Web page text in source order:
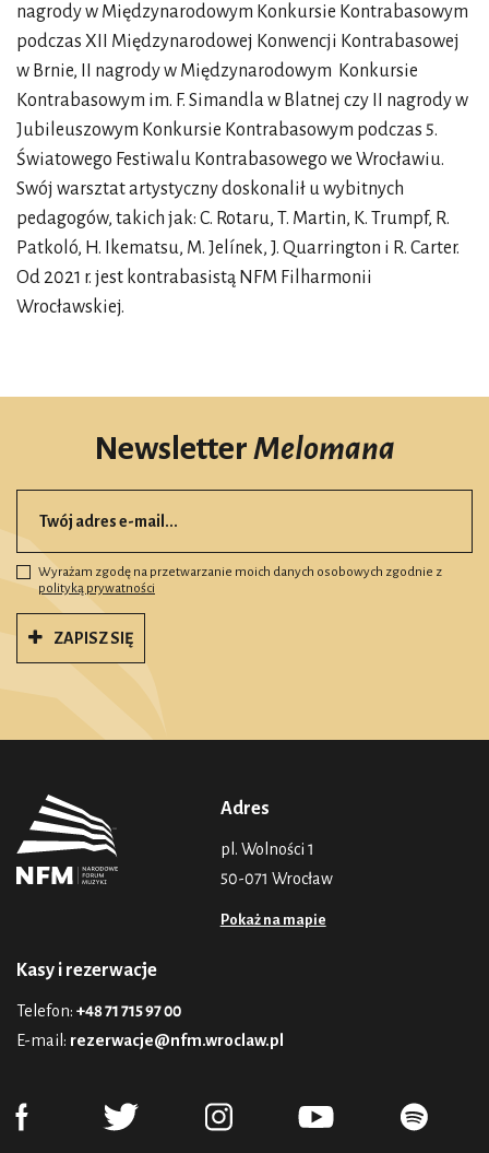
nagrody w Międzynarodowym Konkursie Kontrabasowym
podczas XII Międzynarodowej Konwencji Kontrabasowej
w Brnie, II nagrody w Międzynarodowym Konkursie
Kontrabasowym im. F. Simandla w Blatnej czy II nagrody w
Jubileuszowym Konkursie Kontrabasowym podczas 5.
Światowego Festiwalu Kontrabasowego we Wrocławiu.
Swój warsztat artystyczny doskonalił u wybitnych
pedagogów, takich jak: C. Rotaru, T. Martin, K. Trumpf, R.
Patkoló, H. Ikematsu, M. Jelínek, J. Quarrington i R. Carter.
Od 2021 r. jest kontrabasistą NFM Filharmonii
Wrocławskiej.
NewsletterMelomana
Wyrażam zgodę na przetwarzanie moich danych osobowych zgodnie z
polityką prywatności
ZAPISZ SIĘ
Adres
pl. Wolności 1
50-071 Wrocław
Pokaż na mapie
Kasy i rezerwacje
Telefon: +48 71 715 97 00
E-mail: rezerwacje@nfm.wroclaw.pl